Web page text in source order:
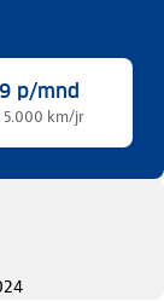
p/mnd
5.000 km/jr